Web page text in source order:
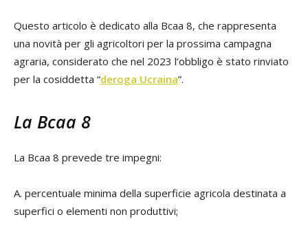
Questo articolo è dedicato alla Bcaa 8, che rappresenta
una novità per gli agricoltori per la prossima campagna
agraria, considerato che nel 2023 l’obbligo è stato rinviato
per la cosiddetta “deroga Ucraina”.
La Bcaa 8
La Bcaa 8 prevede tre impegni:
A. percentuale minima della superficie agricola destinata a
superfici o elementi non produttivi;